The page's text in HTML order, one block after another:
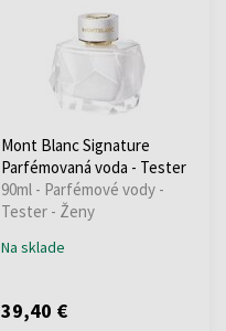
Mont Blanc Signature
Parfémovaná voda - Tester
90ml - Parfémové vody -
Tester - Ženy
Na sklade
39,40 €